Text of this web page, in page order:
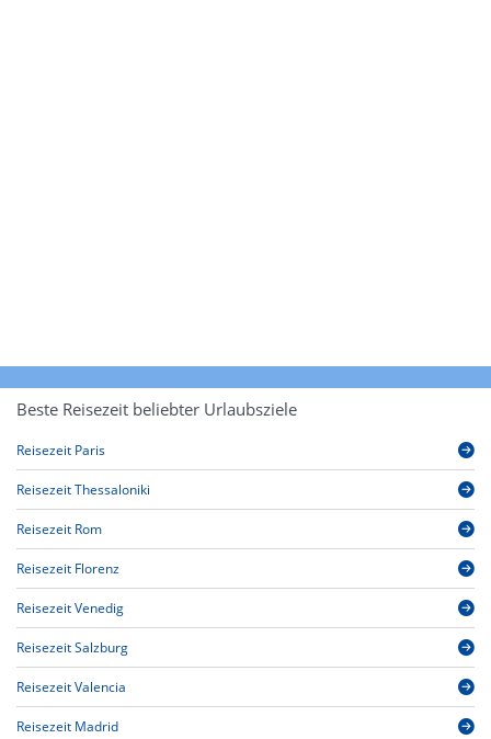
Beste Reisezeit beliebter Urlaubsziele
Reisezeit Paris
Reisezeit Thessaloniki
Reisezeit Rom
Reisezeit Florenz
Reisezeit Venedig
Reisezeit Salzburg
Reisezeit Valencia
Reisezeit Madrid